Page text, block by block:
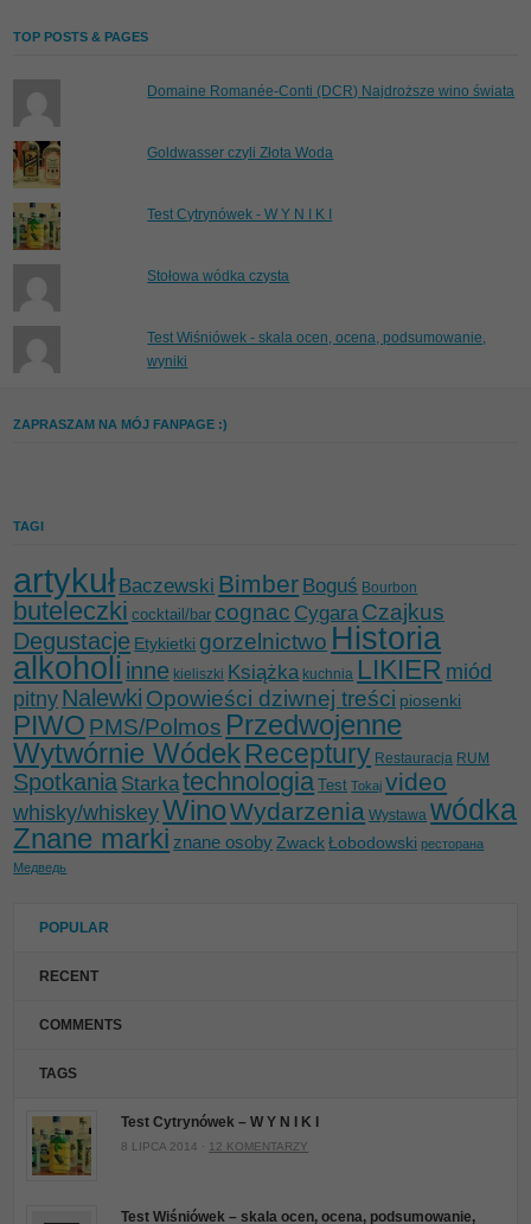
TOP POSTS & PAGES
Domaine Romanée-Conti (DCR) Najdroższe wino świata
Goldwasser czyli Złota Woda
Test Cytrynówek - W Y N I K I
Stołowa wódka czysta
Test Wiśniówek - skala ocen, ocena, podsumowanie,
wyniki
ZAPRASZAM NA MÓJ FANPAGE :)
TAGI
artykułBaczewski Bimber Boguś Bourbon
buteleczki cocktail/bar cognac CygaraCzajkus
Degustacje Etykietki gorzelnictwo Historia
alkoholi inne kieliszki Książka kuchnia LIKIER miód
pitny Nalewki Opowieści dziwnej treści piosenki
PIWO PMS/Polmos Przedwojenne
Wytwórnie WódekReceptury Restauracja RUM
Spotkania Starkatechnologia Test Tokaj video
whisky/whiskeyWinoWydarzenia Wystawa wódka
Znane marki znane osoby Zwack Łobodowski ресторана
Медведь
POPULAR
RECENT
COMMENTS
TAGS
Test Cytrynówek – W Y N I K I
8 LIPCA 2014 · 12 KOMENTARZY
Test Wiśniówek – skala ocen, ocena, podsumowanie,